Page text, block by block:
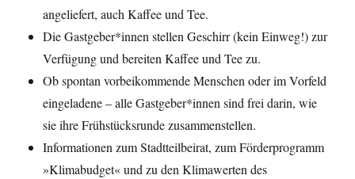
angeliefert, auch Kaffee und Tee.
Die Gastgeber*innen stellen Geschirr (kein Einweg!) zur
Verfügung und bereiten Kaffee und Tee zu.
Ob spontan vorbeikommende Menschen oder im Vorfeld
eingeladene – alle Gastgeber*innen sind frei darin, wie
sie ihre Frühstücksrunde zusammenstellen.
Informationen zum Stadtteilbeirat, zum Förderprogramm
»Klimabudget« und zu den Klimawerten des